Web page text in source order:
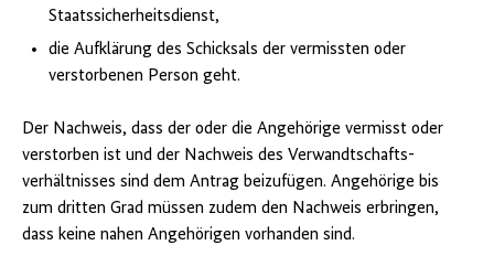
Staatssicherheitsdienst,
die Aufklärung des Schicksals der vermissten oder
verstorbenen Person geht.
Der Nachweis, dass der oder die Angehörige vermisst oder
verstorben ist und der Nachweis des Verwandtschafts­
verhältnisses sind dem Antrag beizufügen. Angehörige bis
zum dritten Grad müssen zudem den Nachweis erbringen,
dass keine nahen Angehörigen vorhanden sind.